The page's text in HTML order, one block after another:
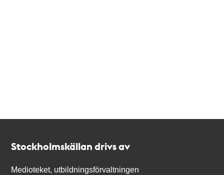
Stockholmskällan drivs av
Medioteket, utbildningsförvaltningen